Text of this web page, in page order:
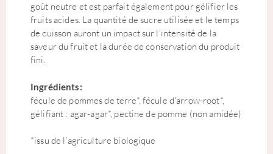
goût neutre et est parfait également pour gélifier les
fruits acides. La quantité de sucre utilisée et le temps
de cuisson auront un impact sur l'intensité de la
saveur du fruit et la durée de conservation du produit
fini.
Ingrédients:
fécule de pommes de terre*, fécule d'arrow-root*,
gélifiant : agar-agar*, pectine de pomme (non amidée)
*issu de l'agriculture biologique